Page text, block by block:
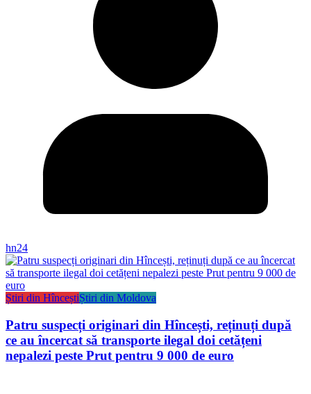
hn24
Știri din HînceștiȘtiri din Moldova
Patru suspecți originari din Hîncești, reținuți după
ce au încercat să transporte ilegal doi cetățeni
nepalezi peste Prut pentru 9 000 de euro